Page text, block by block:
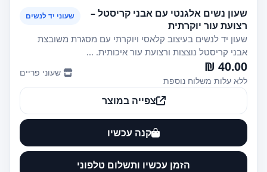
שעון נשים אלגנטי עם אבני קריסטל –
רצועת עור יוקרתית
שעוני יד לנשים
שעון יד לנשים בעיצוב קלאסי ויוקרתי עם מסגרת משובצת
אבני קריסטל נוצצות ורצועת עור איכותית. ...
40.00 ₪
ללא עלות משלוח נוספת
שעוני פריים
צפייה במוצר
קנה עכשיו
הזמן עכשיו ותשלום טלפוני